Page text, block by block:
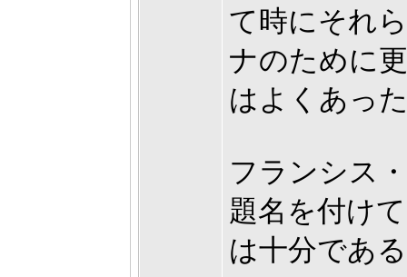
て時にそれ
ナのために
はよくあっ
フランシス
題名を付け
は十分であ